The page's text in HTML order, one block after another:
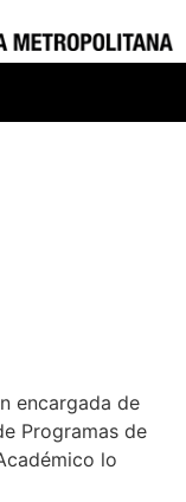
encargada de
Programas de
lo